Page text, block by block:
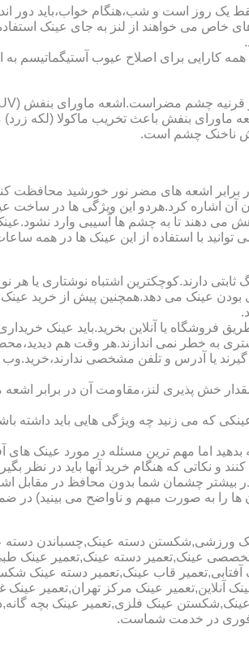
یک روز است و شب،هنگام خواب،باید دور
می خواهند از لنز به جای عینک استفاده
همه کارایی برای اصلاح عیوب آستیگماتیسم
ماورای بنفش باعث تخریب ماکولا (لکه زرد)
ناخنک چشم است.
برابر اشعه های مضر نور خورشید محافظت
برابر اشعه فرابنفش خورشید و پلاریزه بودن آن اشاره کرد.هردو این
دهند تا به چشم ها آسیبی وارد نشود.عینک
با استفاده از این عینک ها در همه
دارند.کوچکترین اشتباه نوشتاری یا هر
بودن عینک می دهد.همچنین پیش از خرید
یا آنلاین بخرید.باید عینک
به خطر نمی اندازند.هر وقت هم
یا آدرس و تلفن مشخصی
خش پذیری لنز،مقاومت آن در برابر
که می زنید چه ویژگی هایی باید داشته
اما مهم ترین مسئله در مورد عینک های
نکاتی که هنگام خرید آنها باید در نظر
چشمان شما بدون محافظ در مقابل
ها را به صورت مبهم و ناواضح می بینید)
ورزشی,شکستن دسته عینک,چسباندن
عینک,تعمیر دسته عینک,تعمیر عینک
قاب عینک,تعمیر دسته عینک
آنلاین,تعمیر عینک مرکز تهران,تعمیر
عینک فلزی,تعمیر عینک بچه
فوری در خدمت شماست.